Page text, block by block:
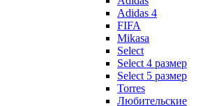
Adidas 4
FIFA
Mikasa
Select
Select 4 размер
Select 5 размер
Torres
Любительские